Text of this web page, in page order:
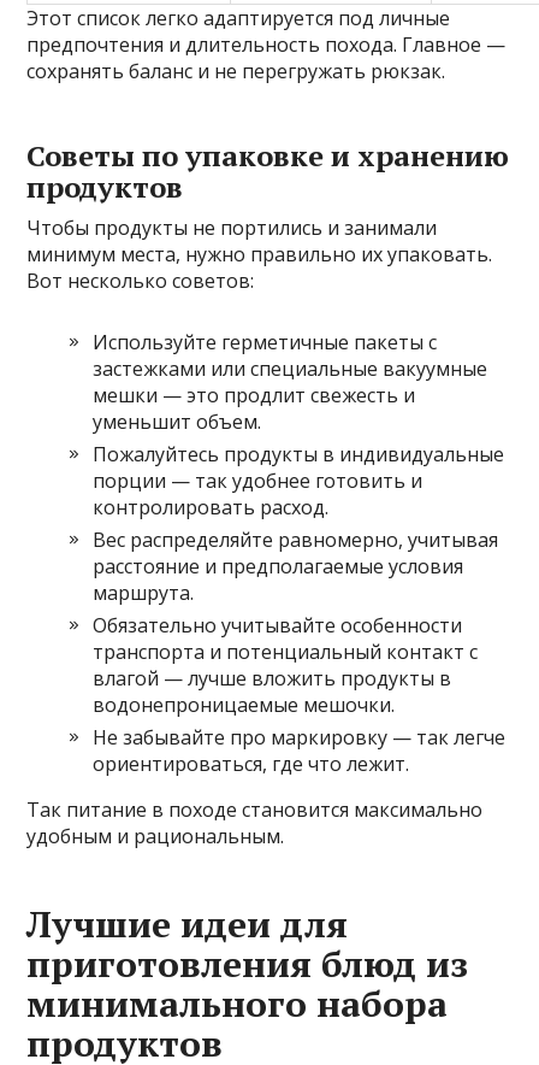
Этот список легко адаптируется под личные
предпочтения и длительность похода. Главное —
сохранять баланс и не перегружать рюкзак.
Советы по упаковке и хранению
продуктов
Чтобы продукты не портились и занимали
минимум места, нужно правильно их упаковать.
Вот несколько советов:
Используйте герметичные пакеты с
застежками или специальные вакуумные
мешки — это продлит свежесть и
уменьшит объем.
Пожалуйтесь продукты в индивидуальные
порции — так удобнее готовить и
контролировать расход.
Вес распределяйте равномерно, учитывая
расстояние и предполагаемые условия
маршрута.
Обязательно учитывайте особенности
транспорта и потенциальный контакт с
влагой — лучше вложить продукты в
водонепроницаемые мешочки.
Не забывайте про маркировку — так легче
ориентироваться, где что лежит.
Так питание в походе становится максимально
удобным и рациональным.
Лучшие идеи для
приготовления блюд из
минимального набора
продуктов